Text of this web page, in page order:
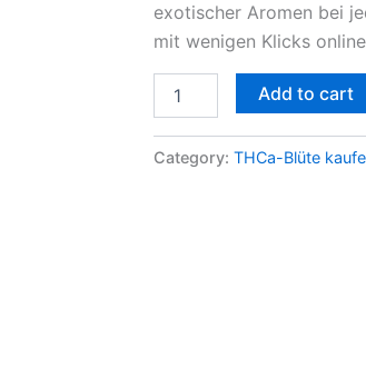
exotischer Aromen bei
mit wenigen Klicks
quantity
Add to cart
Category: THCa-Blüte